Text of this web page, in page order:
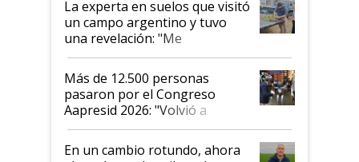
La experta en suelos que visitó
un campo argentino y tuvo
una revelación: "Me
impresionó mucho"
Más de 12.500 personas
pasaron por el Congreso
Aapresid 2026: "Volvió a
demostrar que hablar del
suelo es hablar de todo el
sistema productivo"
En un cambio rotundo, ahora